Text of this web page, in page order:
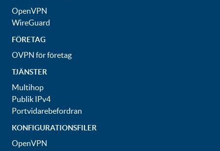
OpenVPN
WireGuard
FÖRETAG
OVPN för företag
TJÄNSTER
Multihop
Publik IPv4
Portvidarebefordran
KONFIGURATIONSFILER
OpenVPN